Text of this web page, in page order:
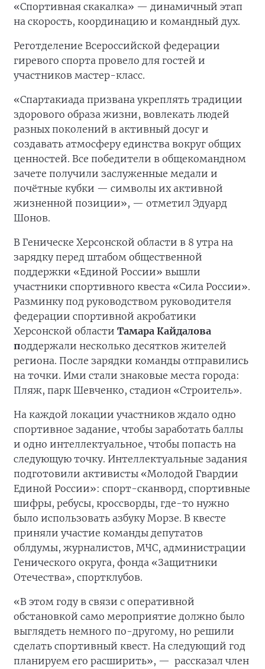
«Спортивная скакалка» — динамичный этап
на скорость, координацию и командный дух.
Реготделение Всероссийской федерации
гиревого спорта провело для гостей и
участников мастер-класс.
«Спартакиада призвана укреплять традиции
здорового образа жизни, вовлекать людей
разных поколений в активный досуг и
создавать атмосферу единства вокруг общих
ценностей. Все победители в общекомандном
зачете получили заслуженные медали и
почётные кубки — символы их активной
жизненной позиции», — отметил Эдуард
Шонов.
В Геническе Херсонской области в 8 утра на
зарядку перед штабом общественной
поддержки «Единой России» вышли
участники спортивного квеста «Сила России».
Разминку под руководством руководителя
федерации спортивной акробатики
Херсонской области Тамара Кайдалова
поддержали несколько десятков жителей
региона. После зарядки команды отправились
на точки. Ими стали знаковые места города:
Пляж, парк Шевченко, стадион «Строитель».
На каждой локации участников ждало одно
спортивное задание, чтобы заработать баллы
и одно интеллектуальное, чтобы попасть на
следующую точку. Интеллектуальные задания
подготовили активисты «Молодой Гвардии
Единой России»: спорт-сканворд, спортивные
шифры, ребусы, кроссворды, где-то нужно
было использовать азбуку Морзе. В квесте
приняли участие команды депутатов
облдумы, журналистов, МЧС, администрации
Генического округа, фонда «Защитники
Отечества», спортклубов.
«В этом году в связи с оперативной
обстановкой само мероприятие должно было
выглядеть немного по-другому, но решили
сделать спортивный квест. На следующий год
планируем его расширить», — рассказал член